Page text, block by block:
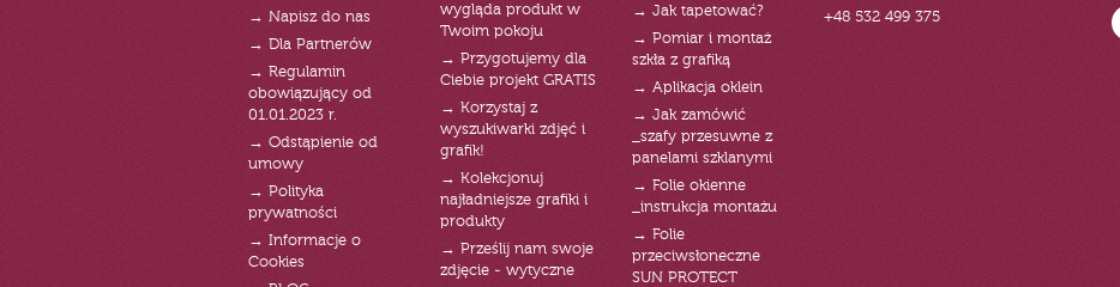
→ Napisz do nas
→ Dla Partnerów
→ Regulamin
obowiązujący od
01.01.2023 r.
→ Odstąpienie od
umowy
→ Polityka
prywatności
→ Informacje o
Cookies
wygląda produkt w
Twoim pokoju
→ Przygotujemy dla
Ciebie projekt GRATIS
→ Korzystaj z
wyszukiwarki zdjęć i
grafik!
→ Kolekcjonuj
najładniejsze grafiki i
produkty
→ Prześlij nam swoje
zdjęcie - wytyczne
→ Jak tapetować?
→ Pomiar i montaż
szkła z grafiką
→ Aplikacja oklein
→ Jak zamówić
_szafy przesuwne z
panelami szklanymi
→ Folie okienne
_instrukcja montażu
→ Folie
przeciwsłoneczne
SUN PROTECT
+48 532 499 375